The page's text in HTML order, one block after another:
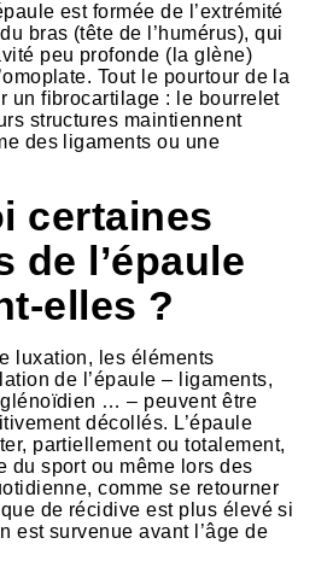
est formée de l’extrémité
bras (tête de l’humérus), qui
peu profonde (la glène)
Tout le pourtour de la
un fibrocartilage : le bourrelet
structures maintiennent
des ligaments ou une
certaines
de l’épaule
elles ?
luxation, les éléments
de l’épaule – ligaments,
… – peuvent être
décollés. L’épaule
partiellement ou totalement,
du sport ou même lors des
comme se retourner
de récidive est plus élevé si
est survenue avant l’âge de